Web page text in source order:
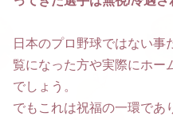
日本のプロ野球ではない事
覧になった方や実際にホー
でしょう。
でもこれは祝福の一環であ